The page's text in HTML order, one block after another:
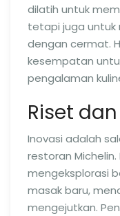
dilatih untuk
tetapi juga untuk
dengan cermat.
kesempatan
pengalaman
Riset
Inovasi adalah
restoran
mengeksplorasi
masak baru,
mengejutkan.